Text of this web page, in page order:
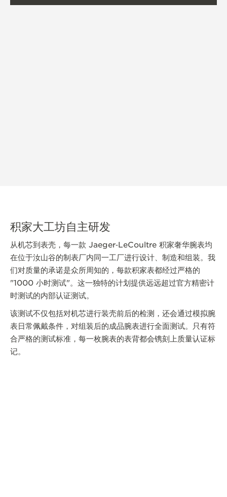
积家大工坊自主研发
从机芯到表壳，每一款 Jaeger‑LeCoultre 积家奢华腕表均
在位于汝山谷的制表厂内同一工厂进行设计、制造和组装。我
们对质量的承诺是众所周知的，每款积家表都经过严格的
"1000 小时测试"。这一独特的计划提供远远超过官方精密计
时测试的内部认证测试。
该测试不仅包括对机芯进行装壳前后的检测，还会通过模拟腕
表日常佩戴条件，对组装后的成品腕表进行全面测试。只有符
合严格的测试标准，每一枚腕表的表背都会镌刻上质量认证标
记。